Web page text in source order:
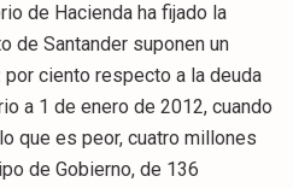
de Hacienda ha fijado la
de Santander suponen un
ciento respecto a la deuda
a 1 de enero de 2012, cuando
que es peor, cuatro millones
de Gobierno, de 136